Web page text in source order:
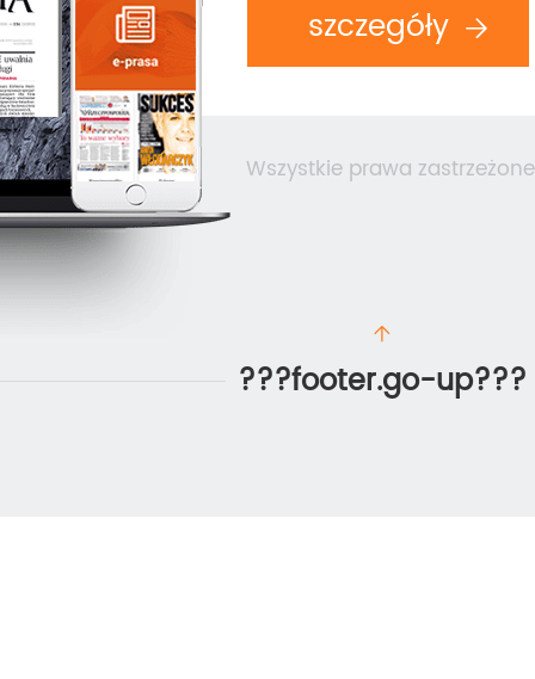
szczegóły
Wszystkie prawa
???footer.go-up???